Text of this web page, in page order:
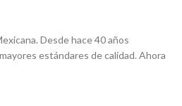
Desde hace 40 años
estándares de calidad. Ahora